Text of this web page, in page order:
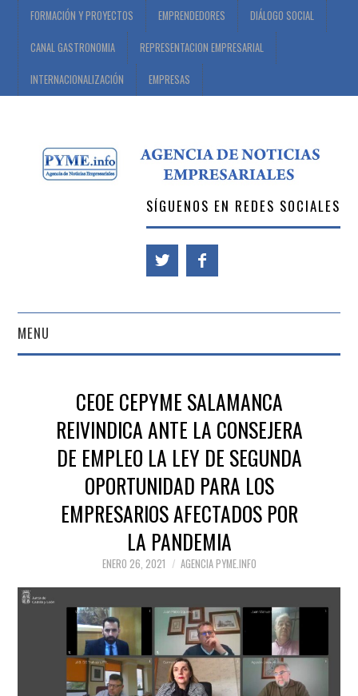
FORMACIÓN Y PROYECTOS EMPRENDEDORES DIÁLOGO SOCIAL
CANAL GASTRONOMIA REPRESENTACION EMPRESARIAL
INTERNACIONALIZACIÓN EMPRESAS
SÍGUENOS EN REDES SOCIALES
MENU
CEOE CEPYME SALAMANCA
REIVINDICA ANTE LA CONSEJERA
DE EMPLEO LA LEY DE SEGUNDA
OPORTUNIDAD PARA LOS
EMPRESARIOS AFECTADOS POR
LA PANDEMIA
ENERO 26, 2021 AGENCIA PYME.INFO